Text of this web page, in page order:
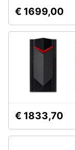
€ 1699,00
€ 1833,70